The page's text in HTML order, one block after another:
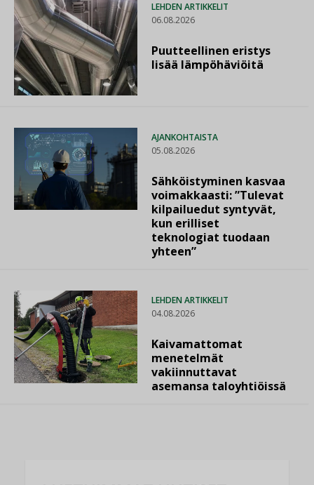
LEHDEN ARTIKKELIT
06.08.2026
Puutteellinen eristys
lisää lämpöhäviöitä
AJANKOHTAISTA
05.08.2026
Sähköistyminen kasvaa
voimakkaasti: ”Tulevat
kilpailuedut syntyvät,
kun erilliset
teknologiat tuodaan
yhteen”
LEHDEN ARTIKKELIT
04.08.2026
Kaivamattomat
menetelmät
vakiinnuttavat
asemansa taloyhtiöissä